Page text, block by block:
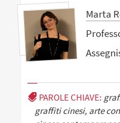
Marta
PAROLE CHIAVE:
graffiti cinesi, arte